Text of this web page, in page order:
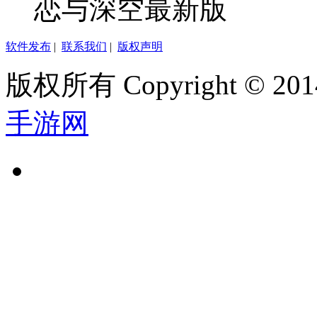
恋与深空最新版
软件发布 | 联系我们 | 版权声明
版权所有 Copyright ©
手游网